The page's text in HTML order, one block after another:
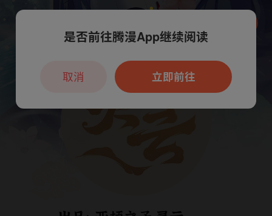
本章节仅支持App阅读，可打开App新用
户7天免费看
是否前往腾漫App继续阅读
立即前往
取消